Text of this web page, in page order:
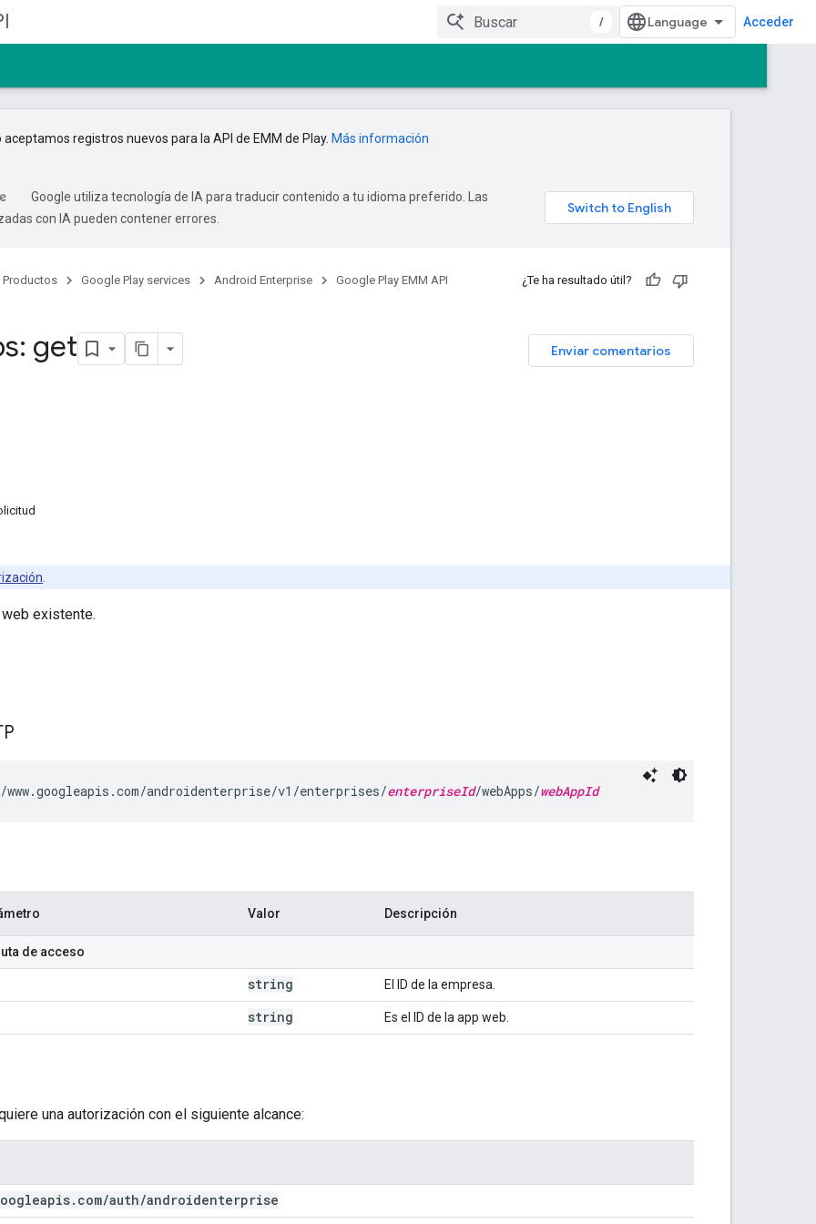
/ Acceder
aceptamos registros nuevos para la API de EMM de Play. Más información
Google utiliza tecnología de IA para traducir contenido a tu idioma preferido. Las
con IA pueden contener errores.
Productos Google Play services Android Enterprise
Google Play EMM API
¿Te ha resultado útil?
Enviar comentarios
get
web existente.
www.googleapis.com/androidenterprise/v1/enterprises/enterpriseId/webApps/webAppId
Valor Descripción
de acceso
string El ID de la empresa.
string Es el ID de la app web.
una autorización con el siguiente alcance:
. com/auth/androidenterprise